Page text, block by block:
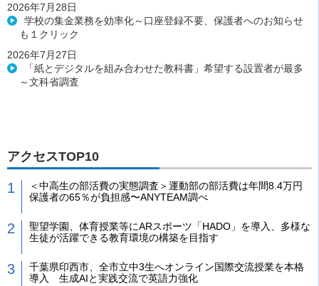
2026年7月28日
学校の集金業務を効率化～口座登録不要、保護者へのお知らせ
も１クリック
2026年7月27日
「紙とデジタルを組み合わせた教科書」希望する設置者が最多
～文科省調査
アクセスTOP10
＜中高生の部活費の実態調査＞運動部の部活費は年間8.4万円
保護者の65％が負担感〜ANYTEAM調べ
聖望学園、体育授業等にARスポーツ「HADO」を導入、多様な
生徒が活躍できる教育環境の構築を目指す
千葉県印西市、全市立中3生へオンライン国際交流授業を本格
導入 生成AIと実践交流で英語力強化